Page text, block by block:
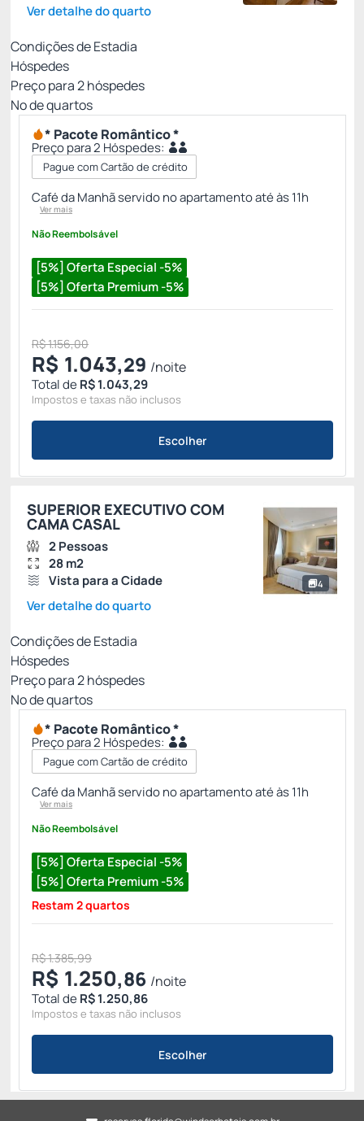
Ver detalhe do quarto
Condições de Estadia
Hóspedes
Preço para2hóspedes
Nº de quartos
* Pacote Romântico *
Preço para 2 Hóspedes:
Pague com Cartão de crédito
[5%] Oferta Especial -5%
[5%] Oferta Premium -5%
Café da Manhã servido no apartamento até às 11h
Ver mais
Não Reembolsável
R$ 1.156,00
R$ 1.043,29 /noite
Total deR$ 1.043,29
Impostos e taxas não inclusos
Escolher
4
SUPERIOR EXECUTIVO COM
CAMA CASAL
2 Pessoas
28 m2
Vista para a Cidade
Ver detalhe do quarto
Condições de Estadia
Hóspedes
Preço para2hóspedes
Nº de quartos
* Pacote Romântico *
Preço para 2 Hóspedes:
Pague com Cartão de crédito
[5%] Oferta Especial -5%
[5%] Oferta Premium -5%
Café da Manhã servido no apartamento até às 11h
Ver mais
Não Reembolsável
Restam 2 quartos
R$ 1.385,99
R$ 1.250,86 /noite
Total deR$ 1.250,86
Impostos e taxas não inclusos
Escolher